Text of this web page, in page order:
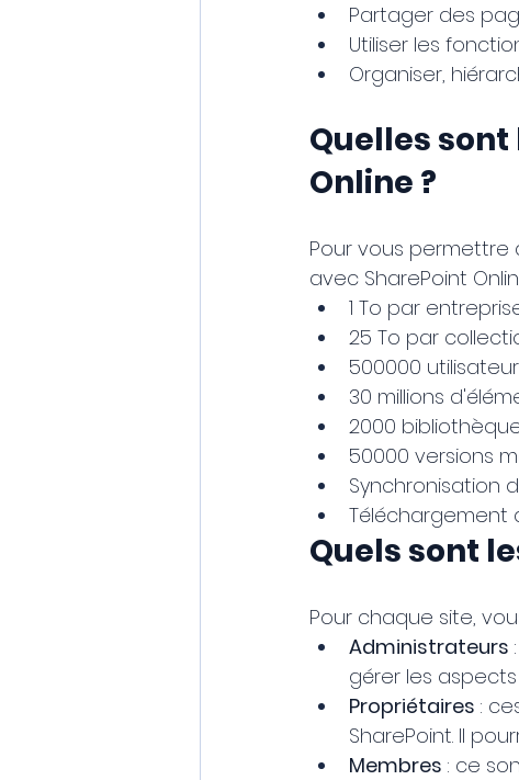
Partager des
Utiliser les
Organiser,
Quelles
Online ?
Pour vous
avec SharePoint
1 To par
25 To par
500000
30 millions
2000
50000 versions
Synchronisation
Téléchargement
Quels sont
Pour chaque site,
Administrateurs
gérer les
Propriétaires :
SharePoint. Il
Membres : ce